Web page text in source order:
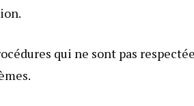
qui ne sont pas